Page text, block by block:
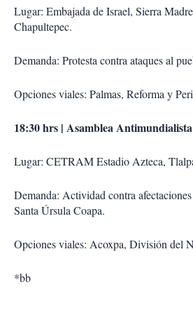
Lugar: Embajada de Israel, Sierra
Chapultepec.
Demanda: Protesta contra ataques al
Opciones viales: Palmas, Reforma y
18:30 hrs | Asamblea
Lugar: CETRAM Estadio Azteca,
Demanda: Actividad contra
Santa Úrsula Coapa.
Opciones viales: Acoxpa, División del
*bb